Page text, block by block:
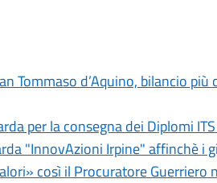
Tommaso d’Aquino, bilancio
per la consegna dei Diplomi
"InnovAzioni Irpine" affinchè i
così il Procuratore